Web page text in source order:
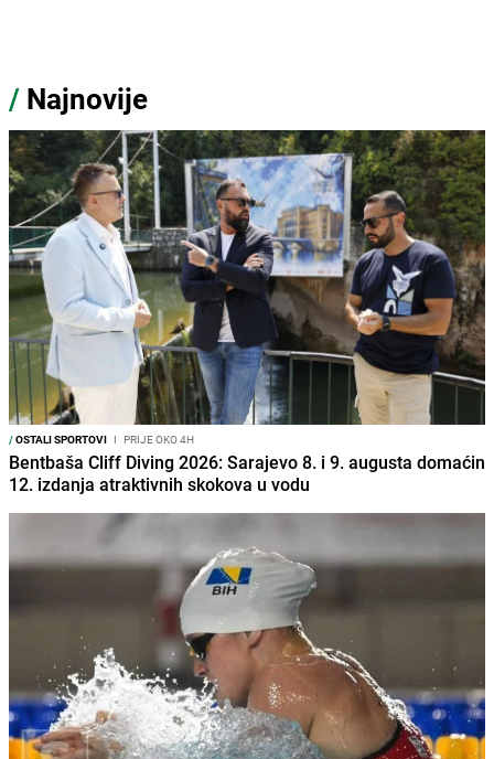
/ Najnovije
/OSTALI SPORTOVI I PRIJE OKO 4H
Bentbaša Cliff Diving 2026: Sarajevo 8. i 9. augusta domaćin
12. izdanja atraktivnih skokova u vodu